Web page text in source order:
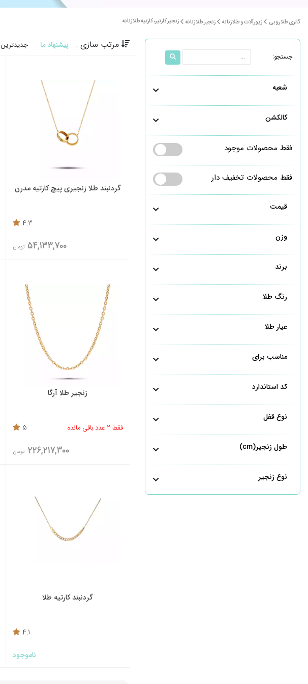
گالری طلا روبی زیورآلات و طلا زنانه زنجیر طلا زنانه زنجیر کارتیر، کارتیه طلا زنانه
جستجو:
شعبه
کالکشن
فقط محصولات موجود
فقط محصولات تخفیف دار
قیمت
وزن
برند
رنگ طلا
عیار طلا
مناسب برای
کد استاندارد
نوع قفل
طول زنجیر(cm)
نوع زنجیر
مرتب سازی : پیشنهاد ما جدیدترین
گردنبند طلا زنجیری پیچ کارتیه مدرن
4.3
54,133,700 تومان
زنجیر طلا آرگا
فقط 2 عدد باقی مانده 5
226,217,300 تومان
گردنبند کارتیه طلا
4.1
ناموجود